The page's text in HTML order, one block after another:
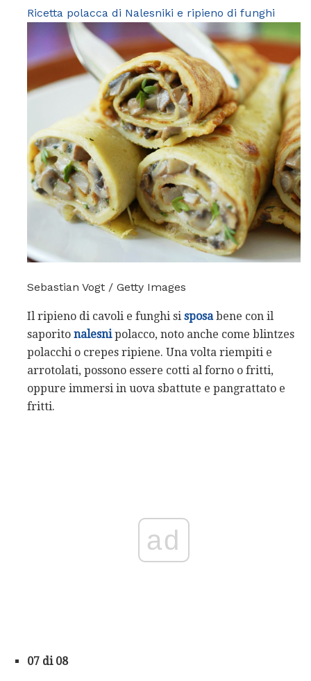
Ricetta polacca di Nalesniki e ripieno di funghi
Sebastian Vogt / Getty Images
Il ripieno di cavoli e funghi si sposabene con il
saporito nalesnipolacco, noto anche come blintzes
polacchi o crepes ripiene. Una volta riempiti e
arrotolati, possono essere cotti al forno o fritti,
oppure immersi in uova sbattute e pangrattato e
fritti.
ad
07 di 08